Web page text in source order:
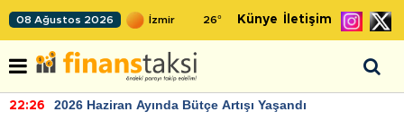
08 Ağustos 2026 26° Künye İletişim
22:26 2026 Haziran Ayında Bütçe Artışı Yaşandı